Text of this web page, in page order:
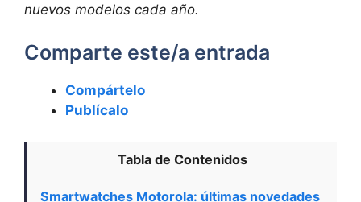
nuevos modelos cada año.
Comparte este/a entrada
Compártelo
Publícalo
Tabla de Contenidos
Smartwatches Motorola: últimas novedades